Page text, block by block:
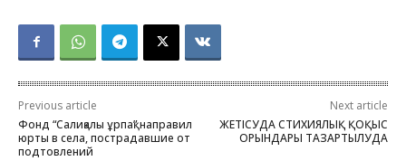
Previous article
Фонд “Салиқалы ұрпақ” направил
юрты в села, пострадавшие от
подтовлений
Next article
ЖЕТІСУДА СТИХИЯЛЫҚ ҚОҚЫС
ОРЫНДАРЫ ТАЗАРТЫЛУДА